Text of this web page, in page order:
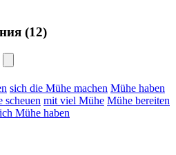
(12)
sich die Mühe machen Mühe haben
scheuen mit viel Mühe Mühe bereiten
Mühe haben